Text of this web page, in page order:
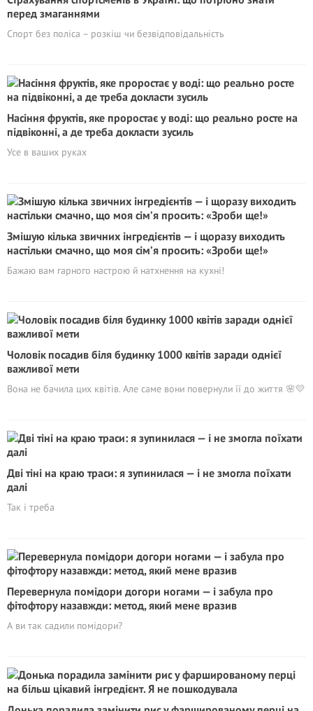
перед змаганнями
Спорт без поліса – розкіш чи безвідповідальність
Насіння фруктів, яке проростає у воді: що реально росте на
підвіконні, а де треба докласти зусиль
Усе в ваших руках
Змішую кілька звичних інгредієнтів — і щоразу виходить
настільки смачно, що моя сім’я просить: «Зроби ще!»
Бажаю вам гарного настрою й натхнення на кухні!
Чоловік посадив біля будинку 1000 квітів заради однієї
важливої мети
Вона не бачила цих квітів. Але саме вони повернули її до життя 🌸💛
Дві тіні на краю траси: я зупинилася — і не змогла поїхати
далі
Так і треба
Перевернула помідори догори ногами — і забула про
фітофтору назавжди: метод, який мене вразив
А ви так садили помідори?